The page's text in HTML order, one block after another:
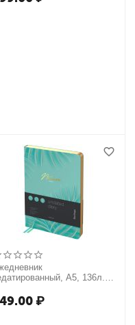
А5, 136л.,
срез, зеленый, с
₽